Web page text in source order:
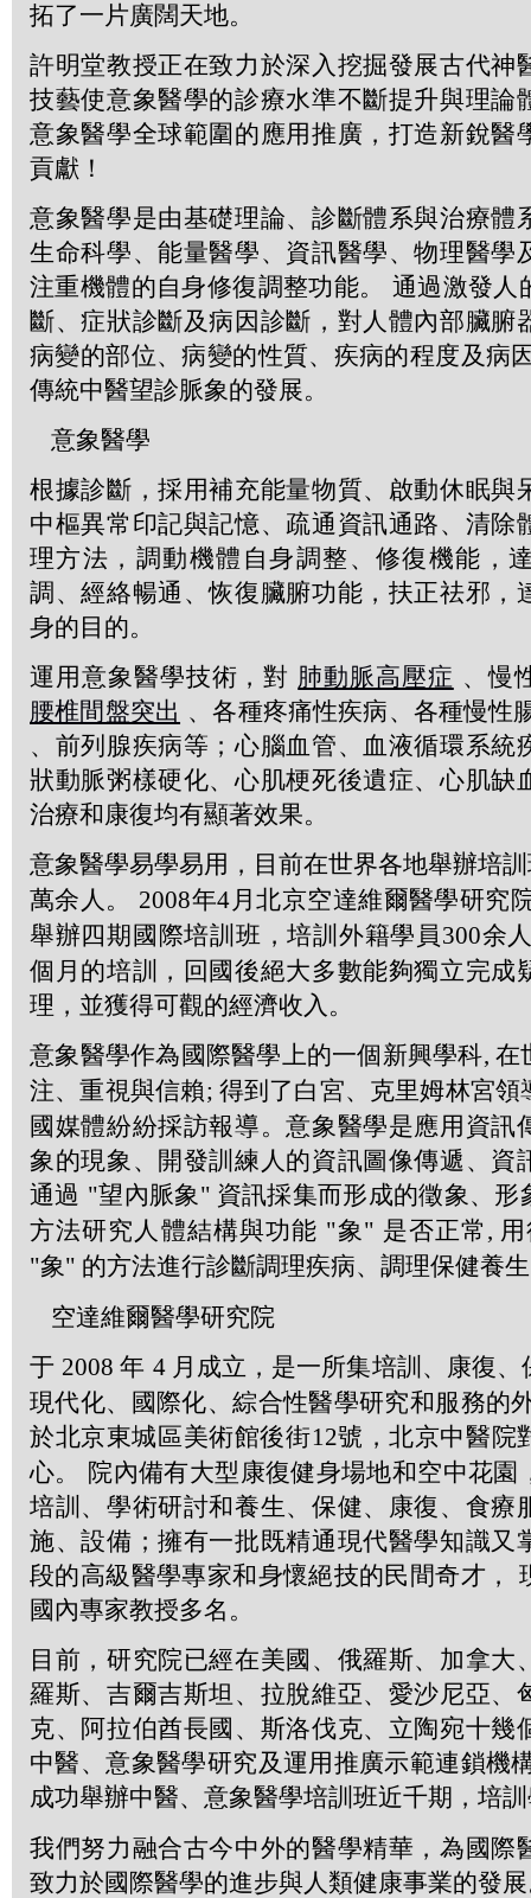
拓了一片廣闊天地。
許明堂教授正在致力於深入挖掘發展古代神
技藝使意象醫學的診療水準不斷提升與理論
意象醫學全球範圍的應用推廣，打造新銳醫
貢獻！
意象醫學是由基礎理論、診斷體系與治療體
生命科學、能量醫學、資訊醫學、物理醫學
注重機體的自身修復調整功能。 通過激發人
斷、症狀診斷及病因診斷，對人體內部臟腑
病變的部位、病變的性質、疾病的程度及病
傳統中醫望診脈象的發展。
意象醫學
根據診斷，採用補充能量物質、啟動休眠與
中樞異常印記與記憶、疏通資訊通路、清除
理方法，調動機體自身調整、修復機能，
調、經絡暢通、恢復臟腑功能，扶正祛邪，
身的目的。
運用意象醫學技術，對 肺動脈高壓症 、慢
腰椎間盤突出 、各種疼痛性疾病、各種慢性
、前列腺疾病等；心腦血管、血液循環系統
狀動脈粥樣硬化、心肌梗死後遺症、心肌缺
治療和康復均有顯著效果。
意象醫學易學易用，目前在世界各地舉辦培
萬余人。 2008年4 月北京空達維爾醫學研究
舉辦四期國際培訓班，培訓外籍學員 300余
個月的培訓，回國後絕大多數能夠獨立完成
理，並獲得可觀的經濟收入。
意象醫學作為國際醫學上的一個新興學科, 在
注、重視與信賴; 得到了白宮、克里姆林宮領
國媒體紛紛採訪報導。意象醫學是應用資訊
象的現象、開發訓練人的資訊圖像傳遞、資
通過 "望內脈象 " 資訊採集而形成的徵象、形
方法研究人體結構與功能 "象 " 是否正常 ,
"象" 的方法進行診斷調理疾病、調理保健養
空達維爾醫學研究院
于 2008年 4 月成立，是一所集培訓、康復
現代化、國際化、綜合性醫學研究和服務的
於北京東城區美術館後街12號，北京中醫院
心。 院內備有大型康復健身場地和空中花園
培訓、學術研討和養生、保健、康復、食療
施、設備；擁有一批既精通現代醫學知識又
段的高級醫學專家和身懷絕技的民間奇才，
國內專家教授多名。
目前，研究院已經在美國、俄羅斯、加拿大
羅斯、吉爾吉斯坦、拉脫維亞、愛沙尼亞、
克、阿拉伯酋長國、斯洛伐克、立陶宛十幾
中醫、意象醫學研究及運用推廣示範連鎖機
成功舉辦中醫、意象醫學培訓班近千期，培
我們努力融合古今中外的醫學精華，為國際
致力於國際醫學的進步與人類健康事業的發